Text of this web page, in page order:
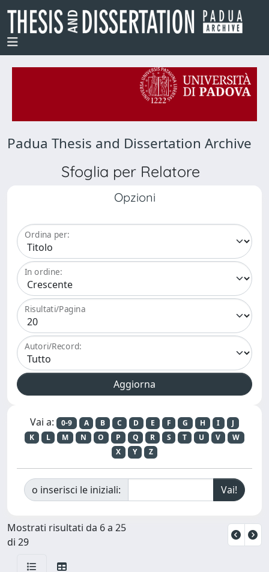
Padua Thesis and Dissertation Archive
Sfoglia per Relatore
Opzioni
Ordina per:
In ordine:
Risultati/Pagina
Autori/Record:
Vai a: 0-9 A B C D E F G H I
J
K
L M N O P Q R S T U V
W
X
Y Z
o inserisci le iniziali:
Mostrati risultati da 6 a 25
di 29